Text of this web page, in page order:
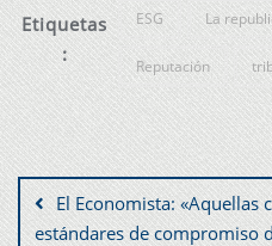
Etiquetas
:
ESG La
Reputación
El Economista: «Aquellas
estándares de compromiso